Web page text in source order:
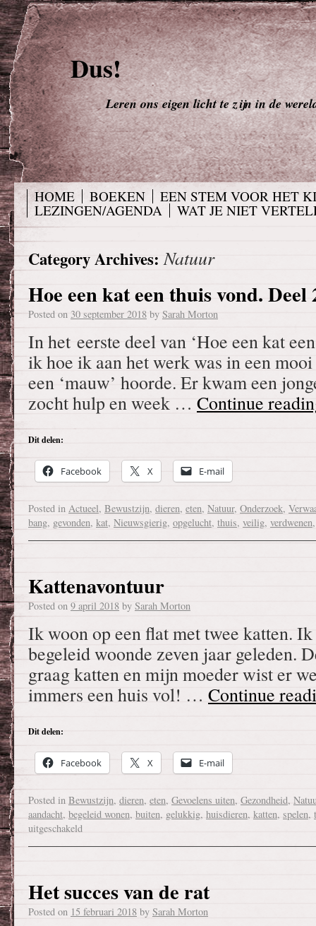
Dus!
Leren ons eigen licht te zijn in de
HOME BOEKEN
EEN STEM VOOR HET
LEZINGEN/AGENDA
WAT JE NIET
Category Archives:Natuur
Hoe een kat een thuis vond. Deel
Posted on 30 september 2018 by Sarah Morton
In het eerste deel van ‘Hoe een kat
ik hoe ik aan het werk was in een
een ‘mauw’ hoorde. Er kwam een
zocht hulp en week … Continue
Dit delen:
Facebook X E-mail
Posted in Actueel, Bewustzijn, dieren, eten, Natuur, Onderzoek,
bang, gevonden, kat, Nieuwsgierig, opgelucht, thuis, veilig, verdwenen
Kattenavontuur
Posted on 9 april 2018 by Sarah Morton
Ik woon op een flat met twee katten.
begeleid woonde zeven jaar geleden.
graag katten en mijn moeder wist er
immers een huis vol! … Continue
Dit delen:
Facebook X E-mail
Posted in Bewustzijn, dieren, eten, Gevoelens uiten, Gezondheid,
aandacht, begeleid wonen, buiten, gelukkig, huisdieren, katten, spelen,
uitgeschakeld
Het succes van de rat
Posted on 15 februari 2018 by Sarah Morton